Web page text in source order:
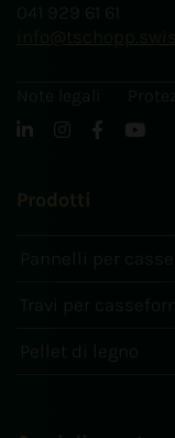
041 929 61 61
info
tschopp.swiss
Note legali
Prodotti
Pannelli per
Travi per
Pellet di legno